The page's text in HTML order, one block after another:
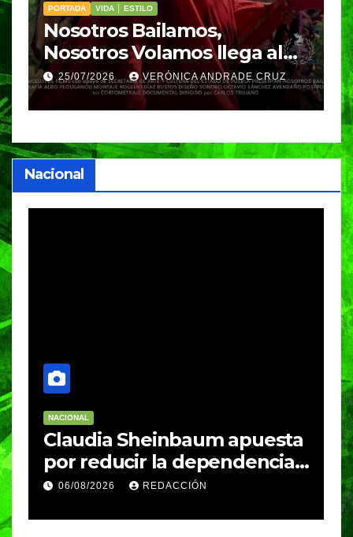
PORTADA VIDA │ ESTILO
Nosotros Bailamos,
Nosotros Volamos llega al
GIFF
25/07/2026 VERÓNICA ANDRADE CRUZ
Nacional
NACIONAL
Claudia Sheinbaum apuesta
por reducir la dependencia
del gas importado; fracking
06/08/2026 REDACCIÓN